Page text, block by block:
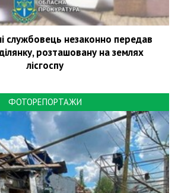
службовець незаконно передав
розташовану на землях
лісгоспу
ФОТОРЕПОРТАЖИ